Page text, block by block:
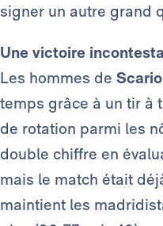
signer un autre grand
Une victoire
Les hommes de
temps grâce à un tir à
de rotation parmi les
double chiffre en
mais le match était
maintient les